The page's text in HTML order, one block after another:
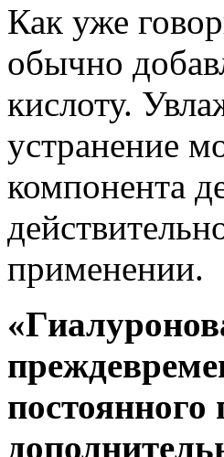
Как уже
обычно
кислоту.
устранение
компонента
применении.
постоянного